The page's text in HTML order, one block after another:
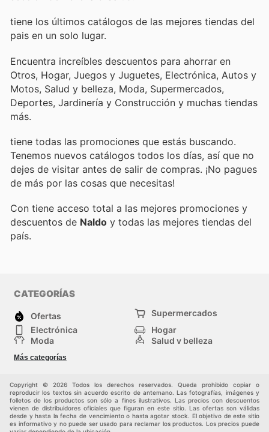
tiene los últimos catálogos de las mejores tiendas del
pais en un solo lugar.
Encuentra increíbles descuentos para ahorrar en
Otros, Hogar, Juegos y Juguetes, Electrónica, Autos y
Motos, Salud y belleza, Moda, Supermercados,
Deportes, Jardinería y Construcción y muchas tiendas
más.
tiene todas las promociones que estás buscando.
Tenemos nuevos catálogos todos los días, así que no
dejes de visitar antes de salir de compras. ¡No pagues
de más por las cosas que necesitas!
Con tiene acceso total a las mejores promociones y
descuentos de Naldo y todas las mejores tiendas del
país.
CATEGORÍAS
Ofertas
Supermercados
Electrónica
Hogar
Moda
Salud y belleza
Deportes
Más categorías
Copyright © 2026 Todos los derechos reservados. Queda prohibido copiar o
reproducir los textos sin acuerdo escrito de antemano. Las fotografías, imágenes y
folletos de los productos son sólo a fines ilustrativos. Las precios con descuentos
vienen de distribuidores oficiales que figuran en este sitio. Las ofertas son válidas
desde y hasta la fecha de vencimiento o hasta agotar stock. El objetivo de este sitio
es informativo y no puede ser usado para reclamar los productos. Los precios puede